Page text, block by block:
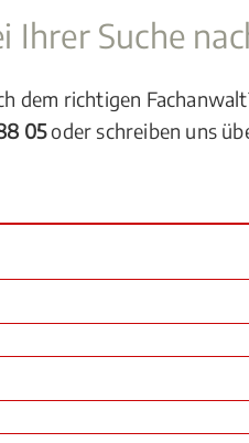
Ihrer Suche
dem richtigen
05oder schreiben uns